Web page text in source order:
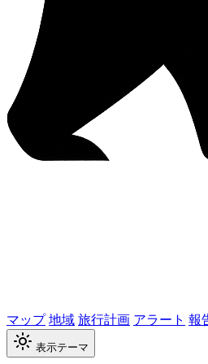
マップ地域旅行計画 アラート 報
表示テーマ